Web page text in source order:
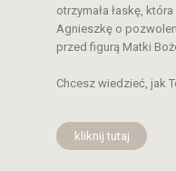
otrzymała łaskę,
Agnieszkę o
przed figurą Matki
Chcesz wiedzieć, jak
kliknij tutaj